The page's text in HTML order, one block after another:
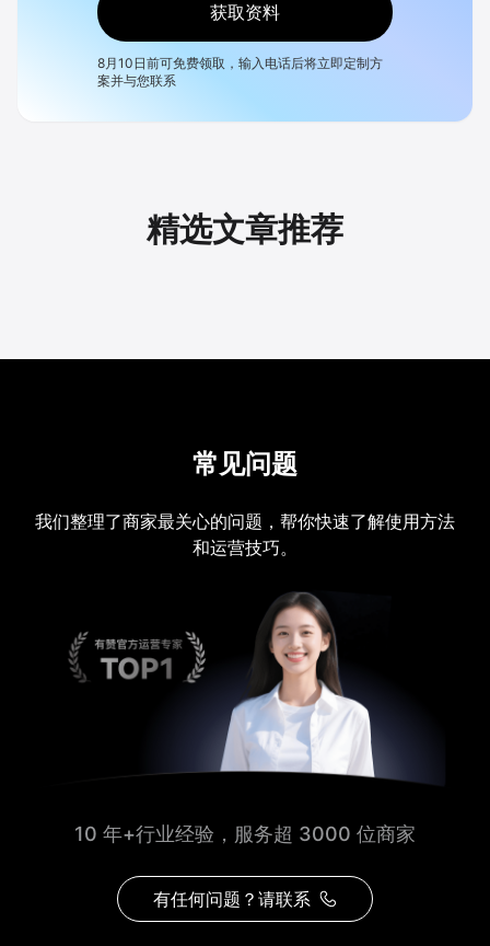
获取资料
8月10日前可免费领取，输入电话后将立即定制方
案并与您联系
精选文章推荐
常见问题
我们整理了商家最关心的问题，帮你快速了解使用方法
和运营技巧。
10 年+行业经验，服务超 3000 位商家
有任何问题？请联系